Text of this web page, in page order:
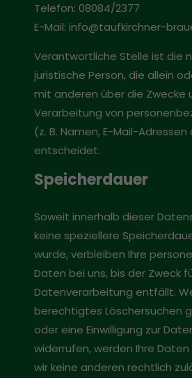
Telefon: 08084/2377
E-Mail: info@taufkirchner-
Verantwortliche Stelle ist die
juristische Person, die allein
mit anderen über die Zwecke
Verarbeitung von
(z. B. Namen, E-Mail-Adressen
entscheidet.
Speicherdauer
Soweit innerhalb dieser
keine speziellere
wurde, verbleiben Ihre
Daten bei uns, bis der Zweck
Datenverarbeitung entfällt.
berechtigtes Löschersuchen
oder eine Einwilligung zur
widerrufen, werden Ihre
wir keine anderen rechtlich